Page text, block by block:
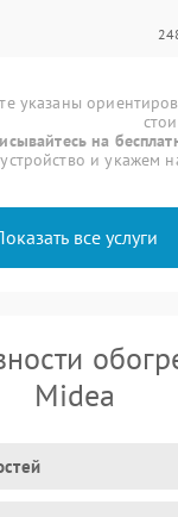
указаны
на
и укажем
все услуги
Midea